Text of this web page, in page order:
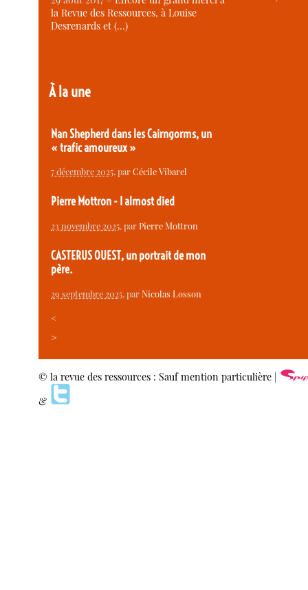
la Revue des Ressources, à Louise
Desrenards et (…)
À la une
Nan Shepherd dans les Cairngorms, un
« trafic amoureux »
7 décembre 2025, parCécile Vibarel
Pierre Mottron - I almost died
23 novembre 2025, parPierre Mottron
CASTERUS OUEST, un portrait de mon
père.
29 septembre 2025, parNicolas Losson
<
>
© la revue des ressources : Sauf mention particulière |
&